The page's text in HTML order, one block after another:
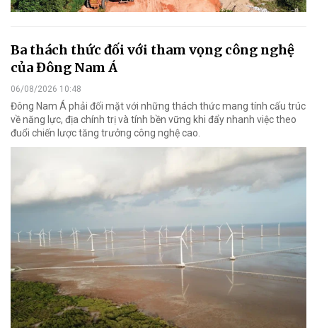
Ba thách thức đối với tham vọng công nghệ
của Đông Nam Á
06/08/2026 10:48
Đông Nam Á phải đối mặt với những thách thức mang tính cấu trúc
về năng lực, địa chính trị và tính bền vững khi đẩy nhanh việc theo
đuổi chiến lược tăng trưởng công nghệ cao.